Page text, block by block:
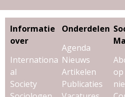
Informatie
over
Internationa
al
Society
Onderdelen
Agenda
Nieuws
Artikelen
Publicaties
op